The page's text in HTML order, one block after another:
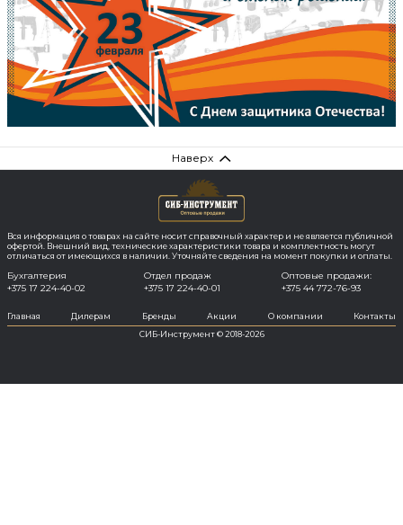
Наверх
Вся информация о товарах на сайте носит справочный характер и не является публичной
офертой. Внешний вид, технические характеристики товара и комплектность могут
отличаться от имеющихся в наличии. Уточняйте сведения на момент покупки и оплаты.
Бухгалтерия
+375 17 224-40-02
Отдел продаж
+375 17 224-40-01
Оптовые продажи:
+375 44 772-76-93
Главная Дилерам Бренды Акции О компании
Контакты
СИБ-Инструмент © 2018-2026